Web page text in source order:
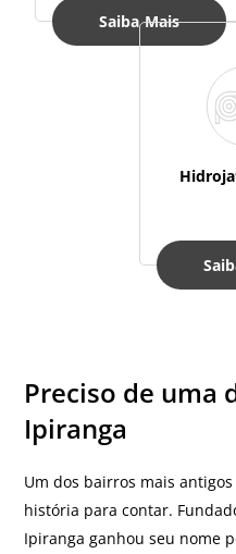
Saiba Mais
Preciso de uma
Ipiranga
Um dos bairros mais
história para contar.
Ipiranga ganhou seu nome